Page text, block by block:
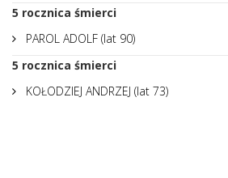
5 rocznica śmierci
PAROL ADOLF (lat 90)
5 rocznica śmierci
KOŁODZIEJ ANDRZEJ (lat 73)